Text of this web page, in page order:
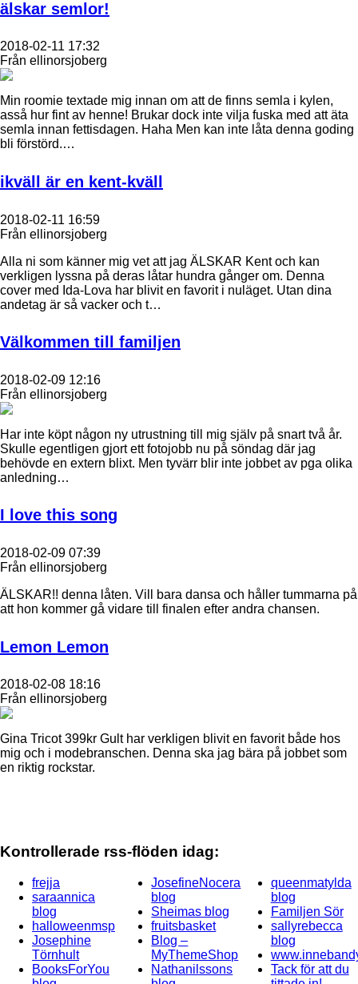
älskar semlor!
2018-02-11 17:32
Från ellinorsjoberg
Min roomie textade mig innan om att de finns semla i kylen,
asså hur fint av henne! Brukar dock inte vilja fuska med att äta
semla innan fettisdagen. Haha Men kan inte låta denna goding
bli förstörd.…
ikväll är en kent-kväll
2018-02-11 16:59
Från ellinorsjoberg
Alla ni som känner mig vet att jag ÄLSKAR Kent och kan
verkligen lyssna på deras låtar hundra gånger om. Denna
cover med Ida-Lova har blivit en favorit i nuläget. Utan dina
andetag är så vacker och t…
Välkommen till familjen
2018-02-09 12:16
Från ellinorsjoberg
Har inte köpt någon ny utrustning till mig själv på snart två år.
Skulle egentligen gjort ett fotojobb nu på söndag där jag
behövde en extern blixt. Men tyvärr blir inte jobbet av pga olika
anledning…
I love this song
2018-02-09 07:39
Från ellinorsjoberg
ÄLSKAR!! denna låten. Vill bara dansa och håller tummarna på
att hon kommer gå vidare till finalen efter andra chansen.
Lemon Lemon
2018-02-08 18:16
Från ellinorsjoberg
Gina Tricot 399kr ​Gult har verkligen blivit en favorit både hos
mig och i modebranschen. Denna ska jag bära på jobbet som
en riktig rockstar.
Kontrollerade rss-flöden idag:
frejja
saraannica
blog
halloweenmsp
Josephine
Törnhult
BooksForYou
JosefineNocera
blog
Sheimas blog
fruitsbasket
Blog –
MyThemeShop
Nathanilssons
queenmatylda
blog
Familjen Sör
sallyrebecca
blog
Tack för att du